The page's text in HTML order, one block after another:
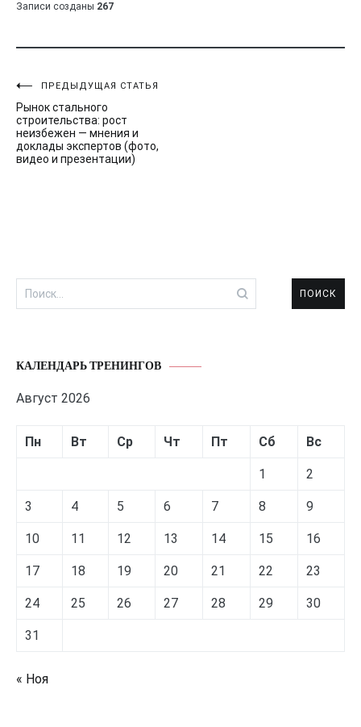
Записи созданы 267
Навигация
по
записям
ПРЕДЫДУЩАЯ СТАТЬЯ
Рынок стального
строительства: рост
неизбежен — мнения и
доклады экспертов (фото,
видео и презентации)
Найти:
КАЛЕНДАРЬ ТРЕНИНГОВ
Август 2026
Пн Вт Ср Чт Пт Сб Вс
1 2
3 4 5 6 7 8 9
10 11 12 13 14 15 16
17 18 19 20 21 22 23
24 25 26 27 28 29 30
31
« Ноя